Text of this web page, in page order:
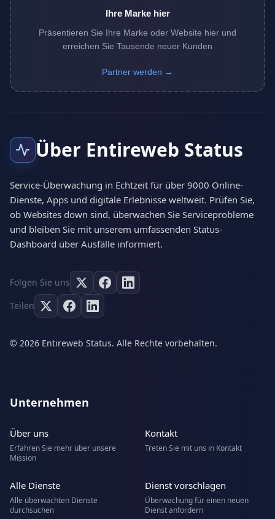
Ihre Marke hier
Präsentieren Sie Ihre Marke oder Website hier und
erreichen Sie Tausende neuer Kunden
Partner werden →
Über Entireweb Status
Service-Überwachung in Echtzeit für über 9000 Online-
Dienste, Apps und digitale Erlebnisse weltweit. Prüfen Sie,
ob Websites down sind, überwachen Sie Serviceprobleme
und bleiben Sie mit unserem umfassenden Status-
Dashboard über Ausfälle informiert.
Folgen Sie uns
Teilen
© 2026 Entireweb Status. Alle Rechte vorbehalten.
Unternehmen
Über uns
Erfahren Sie mehr über unsere
Mission
Kontakt
Treten Sie mit uns in Kontakt
Alle Dienste
Alle überwachten Dienste
durchsuchen
Dienst vorschlagen
Überwachung für einen neuen
Dienst anfordern